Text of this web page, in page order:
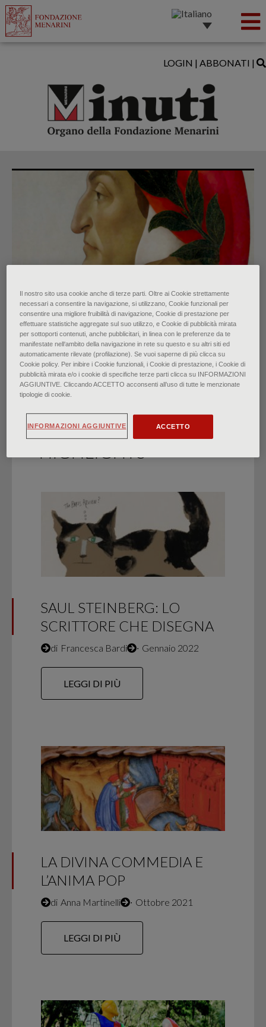
LOGIN | ABBONATI |
Dante Alighieri: quando
l’arte chiama l’arte
di Francesca Bardi ∙ Gennaio 2021
HIGHLIGHTS
SAUL STEINBERG: LO
SCRITTORE CHE DISEGNA
di Francesca Bardi ∙ Gennaio 2022
LEGGI DI PIÙ
LA DIVINA COMMEDIA E
L’ANIMA POP
di Anna Martinelli ∙ Ottobre 2021
LEGGI DI PIÙ
Il nostro sito usa cookie anche di terze parti. Oltre ai Cookie strettamente
necessari a consentire la navigazione, si utilizzano, Cookie funzionali per
consentire una migliore fruibilità di navigazione, Cookie di prestazione per
effettuare statistiche aggregate sul suo utilizzo, e Cookie di pubblicità mirata
per sottoporti contenuti, anche pubblicitari, in linea con le preferenze da te
manifestate nell‘ambito della navigazione in rete su questo e su altri siti ed
automaticamente rilevate (profilazione). Se vuoi saperne di più clicca su
Cookie policy. Per inibire i Cookie funzionali, i Cookie di prestazione, i Cookie di
pubblicità mirata e/o i cookie di specifiche terze parti clicca su INFORMAZIONI
AGGIUNTIVE. Cliccando ACCETTO acconsenti all’uso di tutte le menzionate
tipologie di cookie.
ACCETTO
INFORMAZIONI AGGIUNTIVE